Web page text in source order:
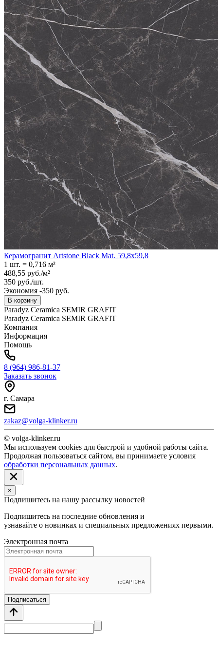
Керамогранит Artstone Black Mat. 59,8x59,8
1 шт. = 0,716 м²
488,55 руб./м²
350 руб./шт.
Экономия -350 руб.
В корзину
Paradyz Ceramica SEMIR GRAFIT
Paradyz Ceramica SEMIR GRAFIT
Компания
Информация
Помощь
8 (964) 986-81-37
Заказать звонок
г. Самара
zakaz@volga-klinker.ru
© volga-klinker.ru
Мы используем cookies для быстрой и удобной работы сайта.
Продолжая пользоваться сайтом, вы принимаете условия
обработки персональных данных.
×
Подпишитесь на нашу рассылку новостей
Подпишитесь на последние обновления и
узнавайте о новинках и специальных предложениях первыми.
Электронная почта
Подписаться